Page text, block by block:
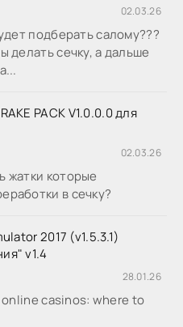
02.03.26
подберать салому???
делать сечку, а дальше
PACK V1.0.0.0 для
02.03.26
жатки которые
в сечку?
2017 (v1.5.3.1)
v1.4
28.01.26
casinos: where to